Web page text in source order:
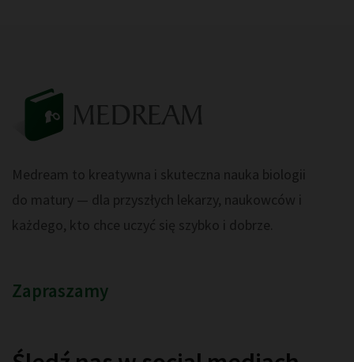
Medream to kreatywna i skuteczna nauka biologii
do matury — dla przyszłych lekarzy, naukowców i
każdego, kto chce uczyć się szybko i dobrze.
Zapraszamy